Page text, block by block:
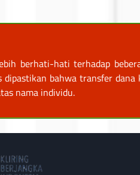
berhati-hati terhadap
bahwa transfer
nama individu.